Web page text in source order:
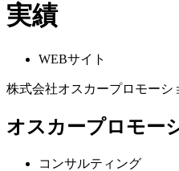
実績
WEBサイト
株式会社オスカープロモーシ
オスカープロモー
コンサルティング